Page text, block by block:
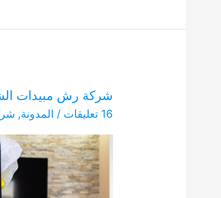
شركة رش مبيدات الشارقة
16 تعليقات / المدونة,